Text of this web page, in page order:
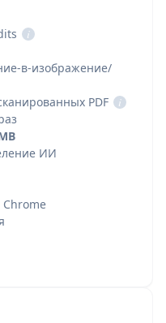
i
в-изображение/
PDF
i
ИИ